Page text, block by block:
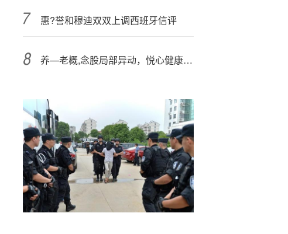
惠?誉和穆迪双双上调西班牙信评
养—老概,念股局部异动，悦心健康直线涨停